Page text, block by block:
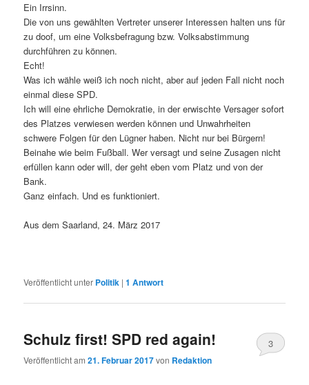
Ein Irrsinn.
Die von uns gewählten Vertreter unserer Interessen halten uns für
zu doof, um eine Volksbefragung bzw. Volksabstimmung
durchführen zu können.
Echt!
Was ich wähle weiß ich noch nicht, aber auf jeden Fall nicht noch
einmal diese SPD.
Ich will eine ehrliche Demokratie, in der erwischte Versager sofort
des Platzes verwiesen werden können und Unwahrheiten
schwere Folgen für den Lügner haben. Nicht nur bei Bürgern!
Beinahe wie beim Fußball. Wer versagt und seine Zusagen nicht
erfüllen kann oder will, der geht eben vom Platz und von der
Bank.
Ganz einfach. Und es funktioniert.
Aus dem Saarland, 24. März 2017
Veröffentlicht unter Politik |1 Antwort
Schulz first! SPD red again!
Veröffentlicht am21. Februar 2017von Redaktion
3